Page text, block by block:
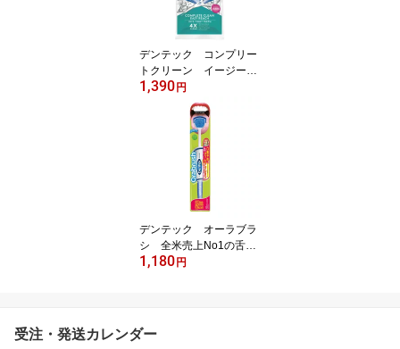
生理 おりもの VIO クリ
ーム泡 summer's eve su
デンテック コンプリー
トクリーン イージーリ
ーチ 75本入り 全米N
o.1のフロスピックブラ
ンド☆DenTek/デンタル
フロス/歯間ブラシ/虫歯
予防/歯垢を除去/歯科医
が生んだオーラルケアブ
1,390 円
デンテック オーラブラ
シ 全米売上No1の舌ク
リーナー☆口臭予防/オー
ーナー/舌そうじ/口臭原
因の90%、舌の老廃物を
1,180 円
受注・発送カレンダー